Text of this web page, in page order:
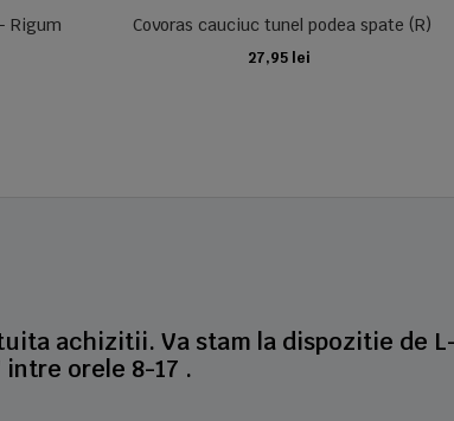
Rigum
Covoras cauciuc tunel podea spate (R)
27,95 lei
ADAUGA IN COS
achizitii. Va stam la dispozitie de
intre orele 8-17 .